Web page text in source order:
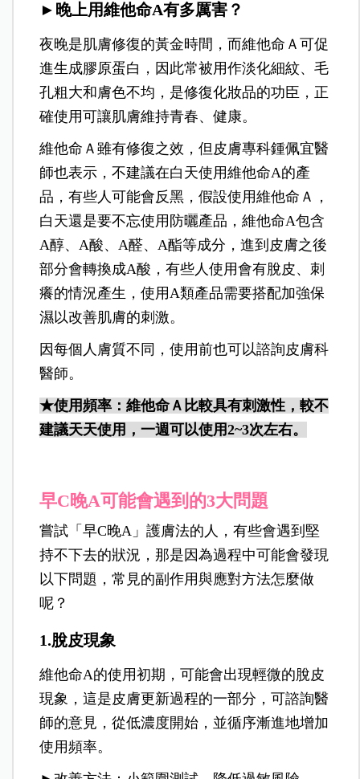
►晚上用維他命A有多厲害？
夜晚是肌膚修復的黃金時間，而維他命Ａ可促
進生成膠原蛋白，因此常被用作淡化細紋、毛
孔粗大和膚色不均，是修復化妝品的功臣，正
確使用可讓肌膚維持青春、健康。
維他命Ａ雖有修復之效，但皮膚專科鍾佩宜醫
師也表示，不建議在白天使用維他命A的產
品，有些人可能會反黑，假設使用維他命Ａ，
白天還是要不忘使用防曬產品，維他命A包含
A醇、A酸、A醛、A酯等成分，進到皮膚之後
部分會轉換成A酸，有些人使用會有脫皮、刺
癢的情況產生，使用A類產品需要搭配加強保
濕以改善肌膚的刺激。
因每個人膚質不同，使用前也可以諮詢皮膚科
醫師。
★使用頻率：維他命Ａ比較具有刺激性，較不
建議天天使用，一週可以使用2~3次左右。
早C晚A可能會遇到的3大問題
嘗試「早C晚A」護膚法的人，有些會遇到堅
持不下去的狀況，那是因為過程中可能會發現
以下問題，常見的副作用與應對方法怎麼做
呢？
1.脫皮現象
維他命A的使用初期，可能會出現輕微的脫皮
現象，這是皮膚更新過程的一部分，可諮詢醫
師的意見，從低濃度開始，並循序漸進地增加
使用頻率。